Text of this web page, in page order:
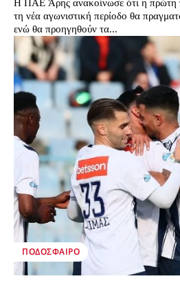
Η ΠΑΕ Άρης ανακοίνωσε ότι η πρώτη
τη νέα αγωνιστική περίοδο θα
ενώ θα προηγηθούν τα...
ΠΟΔΌΣΦΑΙΡΟ